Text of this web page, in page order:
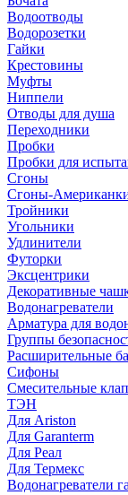
Водоотводы
Водорозетки
Гайки
Крестовины
Муфты
Ниппели
Отводы для душа
Переходники
Пробки
Пробки для
Сгоны
Сгоны-
Тройники
Угольники
Удлинители
Футорки
Эксцентрики
Декоративные
Водонагреватели
Арматура для
Группы
Расширительные
Сифоны
Смесительные
ТЭН
Для Ariston
Для Garanterm
Для Реал
Для Термекс
Водонагреватели